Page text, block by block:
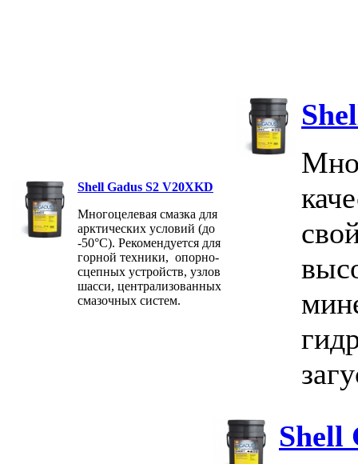
Shell Gadus S2 V20XKD
Многоцелевая смазка для
арктических условий (до
-50°C). Рекомендуется для
горной техники, опорно-
сцепных устройств, узлов
шасси, централизованных
смазочных систем.
Shell